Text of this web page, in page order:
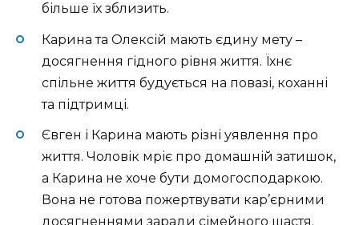
більше їх зблизить.
Карина та Олексій мають єдину мету –
досягнення гідного рівня життя. Їхнє
спільне життя будується на повазі, коханні
та підтримці.
Євген і Карина мають різні уявлення про
життя. Чоловік мріє про домашній затишок,
а Карина не хоче бути домогосподаркою.
Вона не готова пожертвувати кар’єрними
досягненнями заради сімейного щастя.